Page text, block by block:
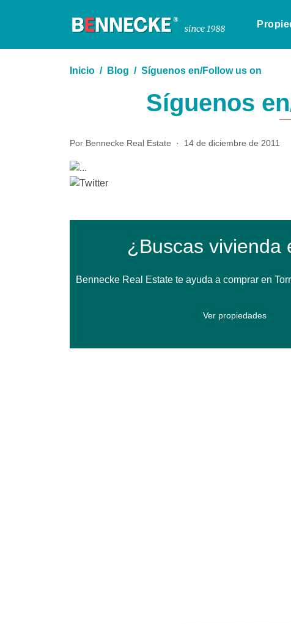
Inicio Blog Síguenos en/Follow us on
Síguenos
Por Bennecke Real Estate · 14 de diciembre de 2011
¿Buscas vivienda
Bennecke Real Estate te ayuda a comprar en
Ver propiedades